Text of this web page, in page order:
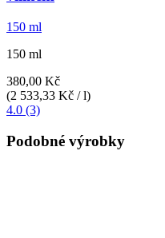
150 ml
150 ml
380,00 Kč
(2 533,33 Kč / l)
4.0 (3)
Podobné výrobky